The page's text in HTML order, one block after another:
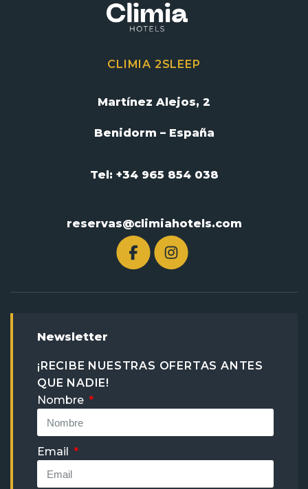
CLIMIA 2SLEEP
Martínez Alejos, 2
Benidorm – España
Tel: +34 965 854 038
reservas@climiahotels.com
Newsletter
¡RECIBE NUESTRAS OFERTAS ANTES
QUE NADIE!
Nombre
Email